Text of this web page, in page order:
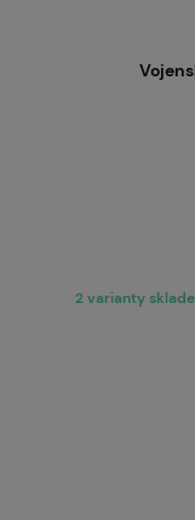
2 varianty